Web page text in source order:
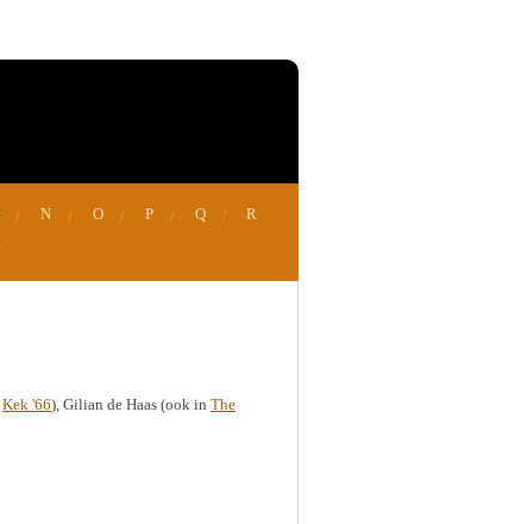
N O P Q R
Kek '66), Gilian de Haas (ook in The